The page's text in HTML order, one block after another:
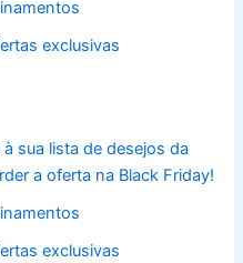
exclusivas
sua lista de desejos da
a oferta na Black Friday!
exclusivas